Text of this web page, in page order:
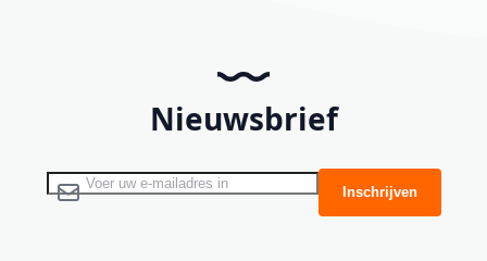
Nieuwsbrief
Abonneer u op onze nieuwsbrief Inschrijven